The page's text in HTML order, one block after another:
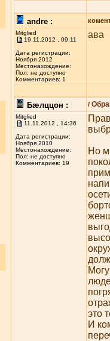
andre :
Mitglied
19.11.2012 , 09:11
Дата регистрации:
Ноября 2012
Местонахождение:
Пол: не доступно
Комментариев: 1
ава
Бæлццон : /
Mitglied
11.11.2012 , 14:36
Дата регистрации:
Ноября 2010
Местонахождение:
Пол: не доступно
Комментариев: 19
Но
это
И